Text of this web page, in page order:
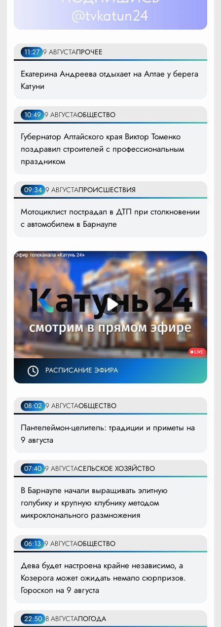
11:27 9 АВГУСТАПРОЧЕЕ
Екатерина Андреева отдыхает на Алтае у берега
Катуни
10:49 9 АВГУСТАОБЩЕСТВО
Губернатор Алтайского края Виктор Томенко
поздравил строителей с профессиональным
праздником
09:34 9 АВГУСТАПРОИСШЕСТВИЯ
Мотоциклист пострадал в ДТП при столкновении
с автомобилем в Барнауле
РАСПИСАНИЕ ЭФИРА
08:02 9 АВГУСТАОБЩЕСТВО
Пантелеймон-целитель: традиции и приметы на
9 августа
07:40 9 АВГУСТАСЕЛЬСКОЕ ХОЗЯЙСТВО
В Барнауле начали выращивать элитную
голубику и крупную клубнику методом
микроклонального размножения
06:13 9 АВГУСТАОБЩЕСТВО
Дева будет настроена крайне независимо, а
Козерога может ожидать немало сюрпризов.
Гороскоп на 9 августа
22:50 8 АВГУСТАПОГОДА